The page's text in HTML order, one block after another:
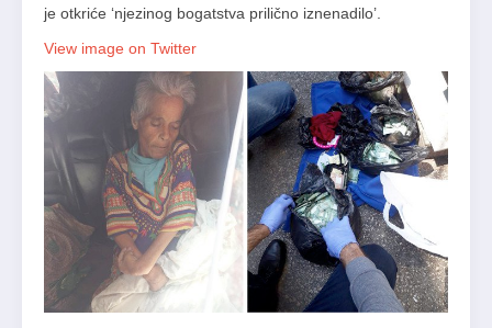
je otkriće ‘njezinog bogatstva prilično iznenadilo’.
View image on Twitter